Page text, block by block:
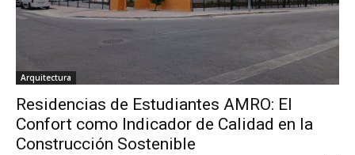
Arquitectura
Residencias de Estudiantes AMRO: El
Confort como Indicador de Calidad en la
Construcción Sostenible